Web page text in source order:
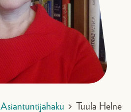
Asiantuntijahaku > Tuula Helne